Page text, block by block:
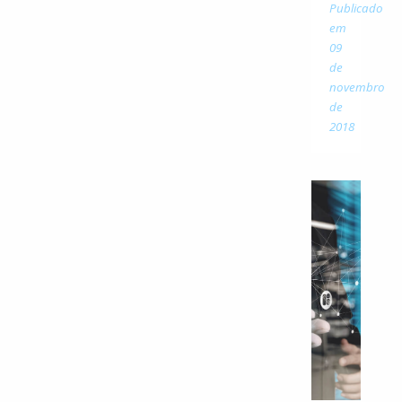
Publicado
em
09
de
novembro
de
2018